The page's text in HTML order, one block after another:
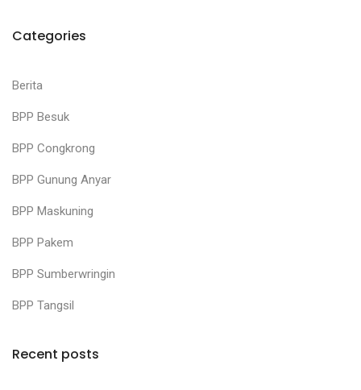
Categories
Berita
BPP Besuk
BPP Congkrong
BPP Gunung Anyar
BPP Maskuning
BPP Pakem
BPP Sumberwringin
BPP Tangsil
Recent posts